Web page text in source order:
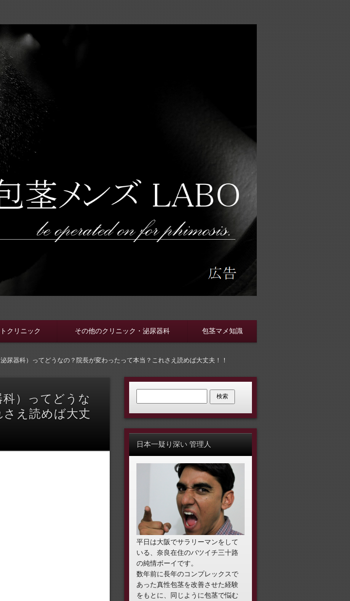
クリニック その他のクリニック・泌尿器科 包茎マメ知識
尿器科）ってどうなの？院長が変わったって本当？これさえ読めば大丈夫！！
）ってどうな
え読めば大丈
日本一疑り深い 管理人
平日は大阪でサラリーマンをして
いる、奈良在住のバツイチ三十路
の純情ボーイです。
数年前に長年のコンプレックスで
あった真性包茎を改善させた経験
をもとに、同じように包茎で悩む